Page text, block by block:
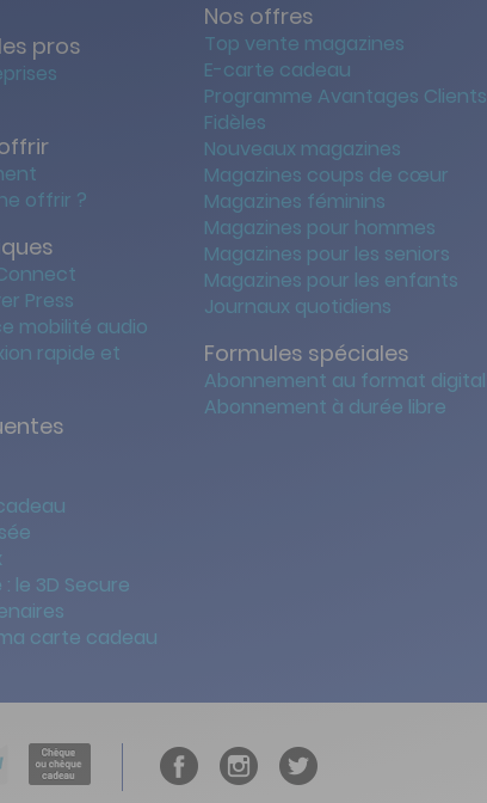
pros
offrir ?
Press
mobilité audio
rapide et
le 3D Secure
carte cadeau
Nos offres
Top vente magazines
E-carte cadeau
Programme Avantages Clients
Fidèles
Nouveaux magazines
Magazines coups de cœur
Magazines féminins
Magazines pour hommes
Magazines pour les seniors
Magazines pour les enfants
Journaux quotidiens
Formules spéciales
Abonnement au format digital
Abonnement à durée libre